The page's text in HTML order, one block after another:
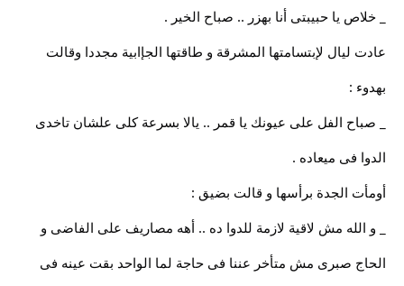
_ خلاص يا حبيبتى أنا بهزر .. صباح الخير .
عادت ليال لإبتسامتها المشرقة و طاقتها الجإابية مجددا وقالت
بهدوء :
_ صباح الفل على عيونك يا قمر .. يالا بسرعة كلى علشان تاخدى
الدوا فى ميعاده .
أومأت الجدة برأسها و قالت بضيق :
_ و الله مش لاقية لازمة للدوا ده .. أهه مصاريف على الفاضى و
الحاج صبرى مش متأخر عننا فى حاجة لما الواحد بقت عينه فى